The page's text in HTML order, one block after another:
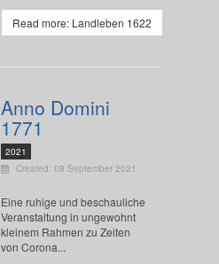
Read more: Landleben 1622
Anno Domini
1771
2021
Created: 08 September 2021
Eine ruhige und beschauliche
Veranstaltung in ungewohnt
kleinem Rahmen zu Zeiten
von Corona...